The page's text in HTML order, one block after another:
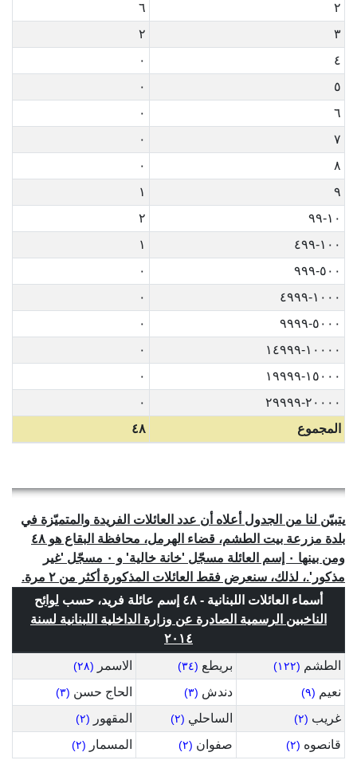
٢
٦
٣
٢
٤
٠
٥
٠
٦
٠
٧
٠
٨
٠
٩
١
١٠-٩٩
٢
١٠٠-٤٩٩
١
٥٠٠-٩٩٩
٠
١٠٠٠-٤٩٩٩
٠
٥٠٠٠-٩٩٩٩
٠
١٠٠٠٠-١٤٩٩٩
٠
١٥٠٠٠-١٩٩٩٩
٠
٢٠٠٠٠-٢٩٩٩٩
٠
المجموع
٤٨
يتبيّن لنا من الجدول أعلاه أن عدد العائلات الفريدة والمتميّزة في
بلدة مزرعة بيت الطشم، قضاء الهرمل، محافظة البقاع هو ٤٨
ومن بينها ٠ إسم العائلة مسجّل 'خانة خالية' و ٠ مسجّل 'غير
مذكور'.، لذلك، سنعرض فقط العائلات المذكورة أكثر من ٢ مرة.
أسماء العائلات اللبنانية - ٤٨ إسم عائلة فريد، حسب
لوائح
الناخبين الرسمية الصادرة عن وزارة الداخلية اللبنانية لسنة
٢٠١٤
الطشم (١٢٢) بريطع (٣٤) الاسمر (٢٨)
نعيم (٩) دندش (٣) الحاج حسن (٣)
غريب (٢) الساحلي (٢) المقهور (٢)
قانصوه (٢) صفوان (٢) المسمار (٢)